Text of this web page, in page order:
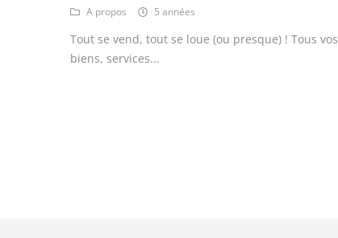
BILLET & COVOIT'
A propos 5 années
Tout se vend, tout se loue (ou presque) ! Tous vos
biens, services...